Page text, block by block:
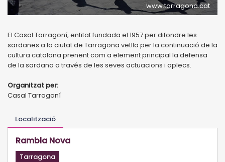
www.tarragona.cat
El Casal Tarragoní, entitat fundada el 1957 per difondre les
sardanes a la ciutat de Tarragona vetlla per la continuació de la
cultura catalana prenent com a element principal la defensa
de la sardana a través de les seves actuacions i aplecs.
Organitzat per:
Casal Tarragoní
Localització
Rambla Nova
Tarragona